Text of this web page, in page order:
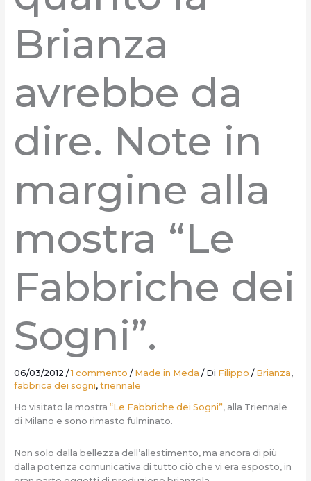
Brianza
avrebbe da
dire. Note in
margine alla
mostra “Le
Fabbriche dei
Sogni”.
06/03/2012 /1 commento / Made in Meda / Di Filippo / Brianza,
fabbrica dei sogni, triennale
Ho visitato la mostra “Le Fabbriche dei Sogni”, alla Triennale
di Milano e sono rimasto fulminato.
Non solo dalla bellezza dell’allestimento, ma ancora di più
dalla potenza comunicativa di tutto ciò che vi era esposto, in